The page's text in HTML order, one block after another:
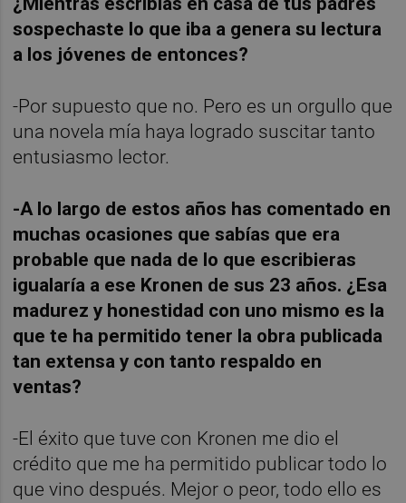
sospechaste lo que iba a genera su lectura
a los jóvenes de entonces?
-Por supuesto que no. Pero es un orgullo que
una novela mía haya logrado suscitar tanto
entusiasmo lector.
-A lo largo de estos años has comentado en
muchas ocasiones que sabías que era
probable que nada de lo que escribieras
igualaría a ese Kronen de sus 23 años. ¿Esa
madurez y honestidad con uno mismo es la
que te ha permitido tener la obra publicada
tan extensa y con tanto respaldo en
ventas?
-El éxito que tuve con Kronen me dio el
crédito que me ha permitido publicar todo lo
que vino después. Mejor o peor, todo ello es